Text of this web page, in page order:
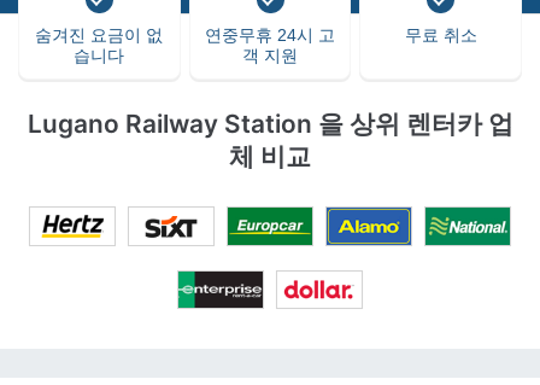
숨겨진 요금이 없
습니다
연중무휴 24시 고
객 지원
무료 취소
Lugano Railway Station 을 상위 렌터카 업
체 비교